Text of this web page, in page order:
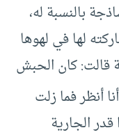
بالنسبة له،
لها في لهوها
قالت: كان الحبش
أنظر فما زلت
الجارية